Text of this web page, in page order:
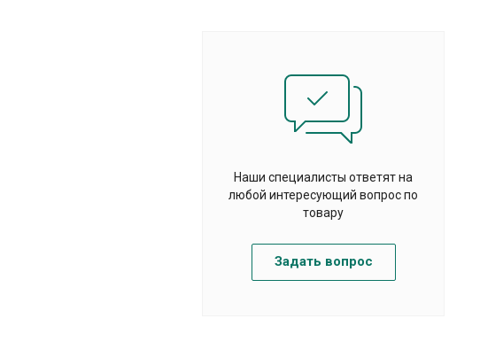
Наши специалисты ответят на
любой интересующий вопрос по
товару
Задать вопрос